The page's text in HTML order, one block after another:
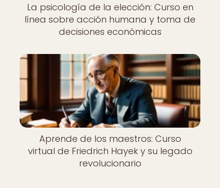
La psicología de la elección: Curso en
línea sobre acción humana y toma de
decisiones económicas
Aprende de los maestros: Curso
virtual de Friedrich Hayek y su legado
revolucionario